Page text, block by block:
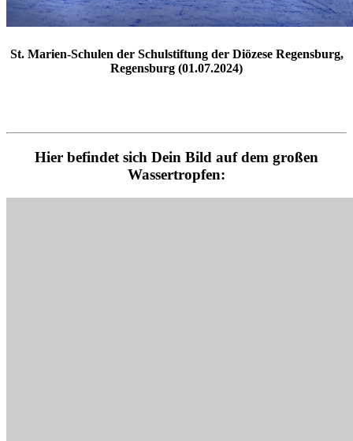
St. Marien-Schulen der Schulstiftung der Diözese Regensburg,
Regensburg (01.07.2024)
Hier befindet sich Dein Bild auf dem großen
Wassertropfen: